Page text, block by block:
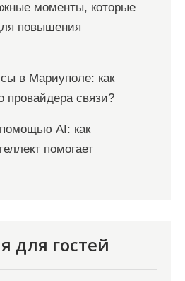
моменты, которые
повышения
в Мариуполе: как
провайдера связи?
AI: как
помогает
для гостей